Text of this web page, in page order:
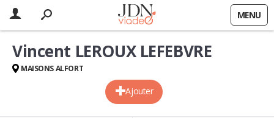
MENU
Ajouter
Vincent LEROUX LEFEBVRE
MAISONS ALFORT